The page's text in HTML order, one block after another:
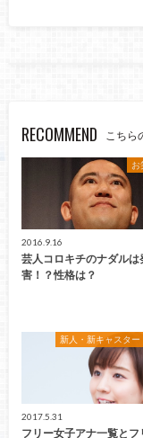
RECOMMEND こちら
お
2016.9.16
芸人コロキチのナダルは
害！？性格は？
新人・新キャスター
2017.5.31
フリー女子アナ一覧とフ